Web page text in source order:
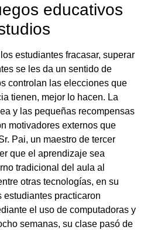
educativos
estudiantes fracasar, superar
se les da un sentido de
controlan las elecciones que
tienen, mejor lo hacen. La
y las pequeñas recompensas
motivadores externos que
Pai, un maestro de tercer
que el aprendizaje sea
tradicional del aula al
otras tecnologías, en su
estudiantes practicaron
el uso de computadoras y
semanas, su clase pasó de